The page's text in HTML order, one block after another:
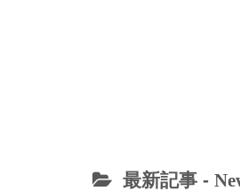
最新記事 -